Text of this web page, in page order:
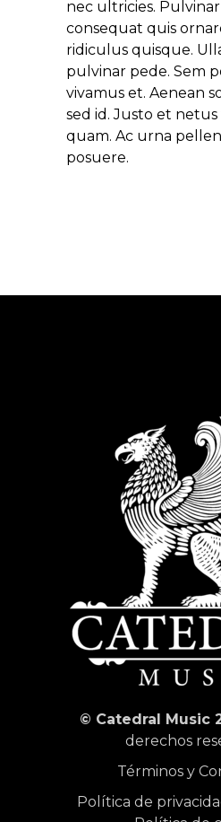
nec ultricies.
consequat quis
ridiculus quisque.
pulvinar pede. Sem
vivamus et. Aenean
sed id. Justo et
quam. Ac urna
posuere.
© Catedral Music
derechos
Términos y
Política de